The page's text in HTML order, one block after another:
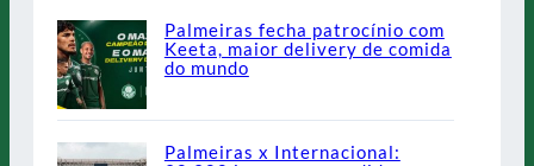
Palmeiras fecha patrocínio com
Keeta, maior delivery de comida
do mundo
Palmeiras x Internacional: